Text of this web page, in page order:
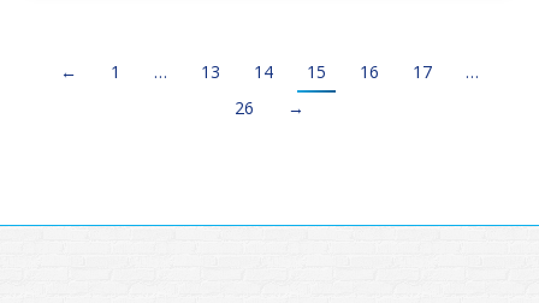
← 1 … 13 14 15 16 17
…
26
→